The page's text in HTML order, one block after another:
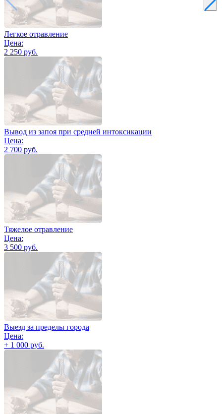
Легкое отравление
Цена:
2 250 руб.
Вывод из запоя при средней интоксикации
Цена:
2 700 руб.
Тяжелое отравление
Цена:
3 500 руб.
Выезд за пределы города
Цена:
+ 1 000 руб.